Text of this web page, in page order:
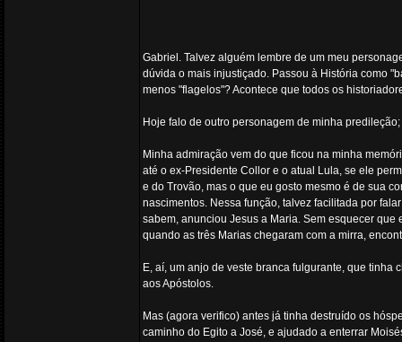
Gabriel. Talvez alguém lembre de um meu
dúvida o mais injustiçado. Passou à História como
menos "flagelos"? Acontece que todos os
Hoje falo de outro personagem de minha
Minha admiração vem do que ficou na minha
até o ex-Presidente Collor e o atual Lula, se ele
e do Trovão, mas o que eu gosto mesmo é de sua
nascimentos. Nessa função, talvez facilitada por
sabem, anunciou Jesus a Maria. Sem esquecer
quando as três Marias chegaram com a mirra,
E, aí, um anjo de veste branca fulgurante, que
aos Apóstolos.
Mas (agora verifico) antes já tinha destruído os
caminho do Egito a José, e ajudado a enterrar